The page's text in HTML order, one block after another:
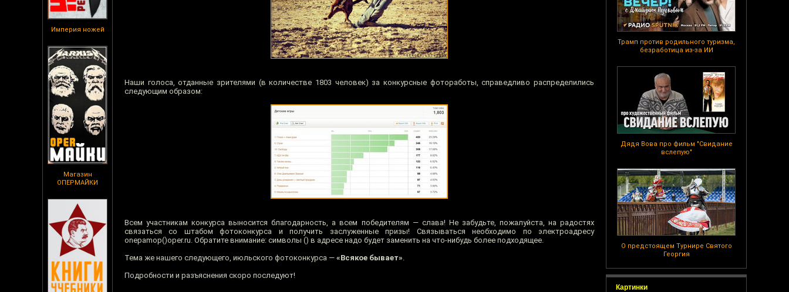
Империя ножей
Магазин
ОПЕРМАЙКИ
Трамп против родильного туризма,
безработица из-за ИИ
Дядя Вова про фильм "Свидание
вслепую"
О предстоящем Турнире Святого
Георгия
Картинки
Наши голоса, отданные зрителями (в количестве 1803 человек) за конкурсные фотоработы, справедливо распределились
следующим образом:
Всем участникам конкурса выносится благодарность, а всем победителям — слава! Не забудьте, пожалуйста, на радостях
связаться со штабом фотоконкурса и получить заслуженные призы! Связываться необходимо по электроадресу
onepamop()oper.ru. Обратите внимание: символы () в адресе надо будет заменить на что-нибудь более подходящее.
Тема же нашего следующего, июльского фотоконкурса — «Всякое бывает».
Подробности и разъяснения скоро последуют!